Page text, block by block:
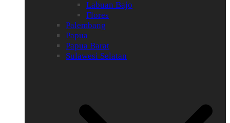
Labuan Bajo
Flores
Palembang
Papua
Papua Barat
Sulawesi Selatan